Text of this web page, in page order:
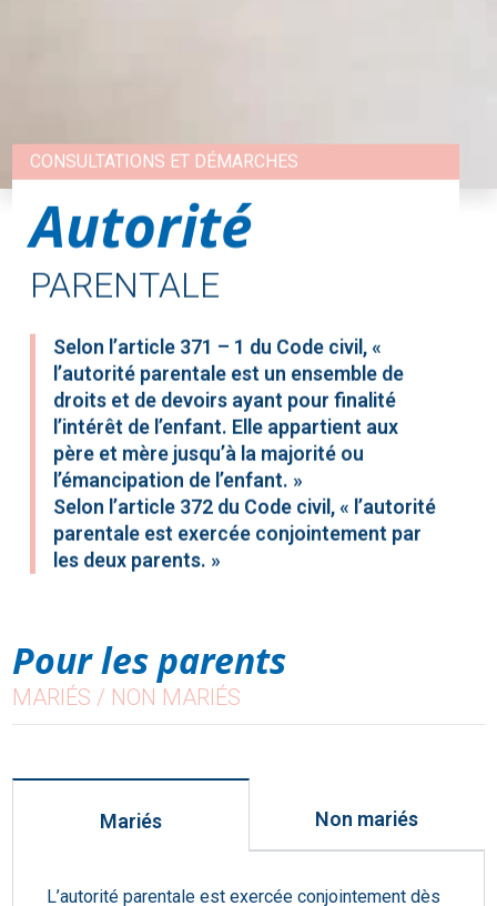
CONSULTATIONS ET DÉMARCHES
Autorité
PARENTALE
Selon l’article 371 – 1 du Code civil, «
l’autorité parentale est un ensemble de
droits et de devoirs ayant pour finalité
l’intérêt de l’enfant. Elle appartient aux
père et mère jusqu’à la majorité ou
l’émancipation de l’enfant. »
Selon l’article 372 du Code civil, « l’autorité
parentale est exercée conjointement par
les deux parents. »
Pour les parents
MARIÉS / NON MARIÉS
Mariés Non mariés
L’autorité parentale est exercée conjointement dès